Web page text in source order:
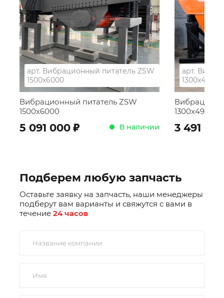
арт. Вибрационный питатель ZSW
1500x6000
Вибрационный питатель ZSW
1500x6000
5 091 000 ; В наличии
арт.
1300x4900
1300x4900
3 491
Подберем любую запчасть
Оставьте заявку на запчасть, наши менеджеры
подберут вам варианты и свяжутся с вами в
течение 24 часов